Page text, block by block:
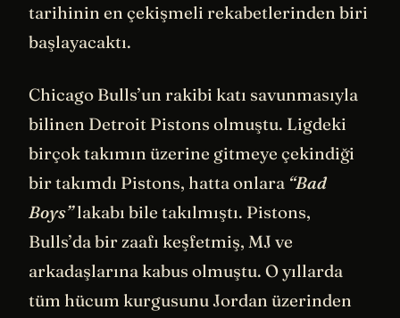
tarihinin en çekişmeli rekabetlerinden biri
başlayacaktı.
Chicago Bulls’un rakibi katı savunmasıyla
bilinen Detroit Pistons olmuştu. Ligdeki
birçok takımın üzerine gitmeye çekindiği
bir takımdı Pistons, hatta onlara “Bad
Boys”lakabı bile takılmıştı. Pistons,
Bulls’da bir zaafı keşfetmiş, MJ ve
arkadaşlarına kabus olmuştu. O yıllarda
tüm hücum kurgusunu Jordan üzerinden